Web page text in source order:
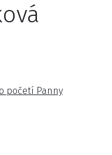
početí Panny